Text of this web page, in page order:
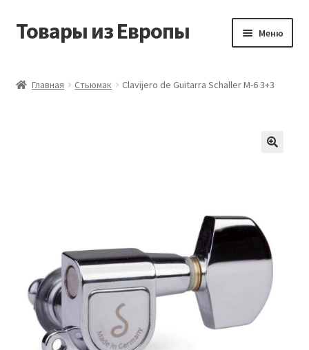
Перейти
Перейти
Товары из Европы Меню
Мой аккаунт
Оставить отзыв
Оформление заказа
Главная Стьюмак Clavijero de Guitarra Schaller M-6 3+3